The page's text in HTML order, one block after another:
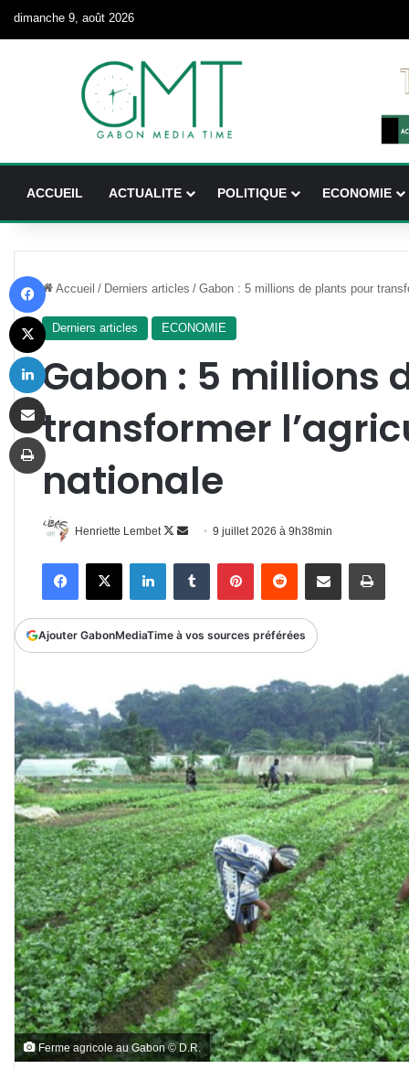
dimanche 9, août 2026
ACCUEIL ACTUALITE POLITIQUE ECONOMIE
Accueil / Derniers articles / Gabon : 5 millions de plants pour
Derniers articles ECONOMIE
Gabon : 5 millions
transformer
nationale
Henriette Lembet
Follow
Envoyer
courriel
9 juillet 2026 à 9h38min
FacebookX LinkedinTumblr PinterestReddit Partager par email
Ajouter GabonMediaTime à vos sources préférées
Ferme agricole au Gabon © D.R.
X
Imprimer